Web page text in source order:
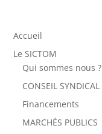
Accueil
Le SICTOM
Qui sommes nous ?
CONSEIL SYNDICAL
Financements
MARCHÉS PUBLICS